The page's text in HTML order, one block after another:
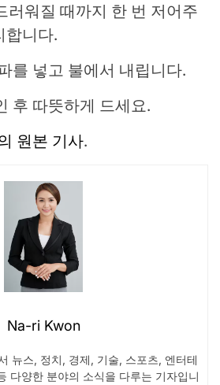
러워질 때까지 한 번 저어주
합니다.
를 넣고 불에서 내립니다.
후 따뜻하게 드세요.
원본 기사.
Na-ri Kwon
뉴스, 정치, 경제, 기술, 스포츠, 엔터테
다양한 분야의 소식을 다루는 기자입니